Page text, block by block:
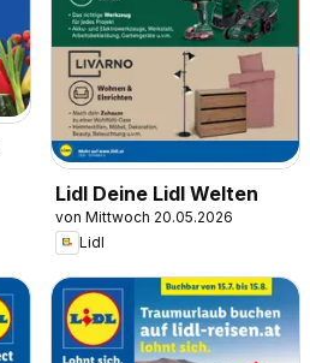
Lidl Deine Lidl Welten
von Mittwoch 20.05.2026
Lidl